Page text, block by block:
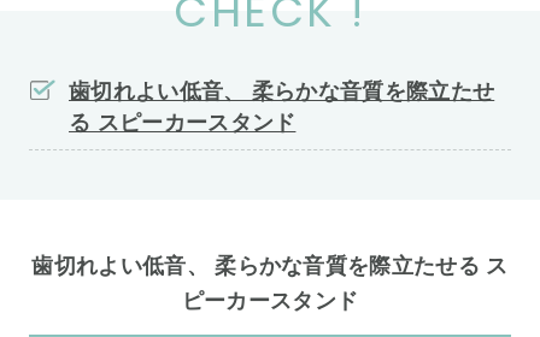
歯切れよい低音、 柔らかな音質を際立たせ
る スピーカースタンド
歯切れよい低音、 柔らかな音質を際立たせる ス
ピーカースタンド